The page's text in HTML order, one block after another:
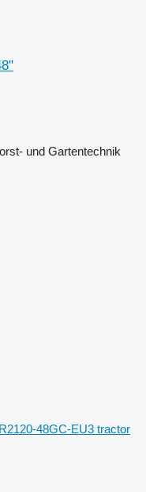
und Gartentechnik
48GC-EU3 tractor